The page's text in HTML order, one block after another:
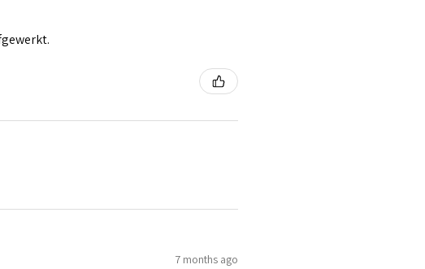
7 months ago